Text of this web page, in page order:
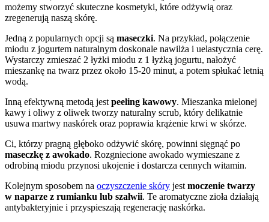
możemy stworzyć skuteczne kosmetyki, które odżywią oraz
zregenerują naszą skórę.
Jedną z popularnych opcji są maseczki. Na przykład, połączenie
miodu z jogurtem naturalnym doskonale nawilża i uelastycznia cerę.
Wystarczy zmieszać 2 łyżki miodu z 1 łyżką jogurtu, nałożyć
mieszankę na twarz przez około 15-20 minut, a potem spłukać letnią
wodą.
Inną efektywną metodą jest peeling kawowy. Mieszanka mielonej
kawy i oliwy z oliwek tworzy naturalny scrub, który delikatnie
usuwa martwy naskórek oraz poprawia krążenie krwi w skórze.
Ci, którzy pragną głęboko odżywić skórę, powinni sięgnąć po
maseczkę z awokado. Rozgniecione awokado wymieszane z
odrobiną miodu przynosi ukojenie i dostarcza cennych witamin.
Kolejnym sposobem na oczyszczenie skóry jest moczenie twarzy
w naparze z rumianku lub szałwii. Te aromatyczne zioła działają
antybakteryjnie i przyspieszają regenerację naskórka.